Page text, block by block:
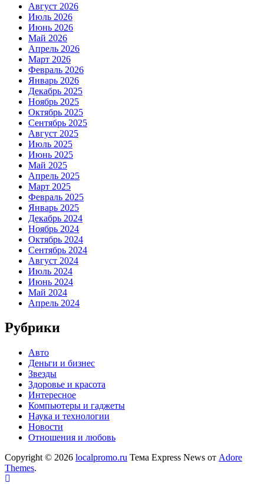
Август 2026
Июль 2026
Июнь 2026
Май 2026
Апрель 2026
Март 2026
Февраль 2026
Январь 2026
Декабрь 2025
Ноябрь 2025
Октябрь 2025
Сентябрь 2025
Август 2025
Июль 2025
Июнь 2025
Май 2025
Апрель 2025
Март 2025
Февраль 2025
Январь 2025
Декабрь 2024
Ноябрь 2024
Октябрь 2024
Сентябрь 2024
Август 2024
Июль 2024
Июнь 2024
Май 2024
Апрель 2024
Рубрики
Авто
Деньги и бизнес
Звезды
Здоровье и красота
Интересное
Компьютеры и гаджеты
Наука и технологии
Новости
Отношения и любовь
Copyright © 2026 localpromo.ru Тема Express News от Adore
Themes.